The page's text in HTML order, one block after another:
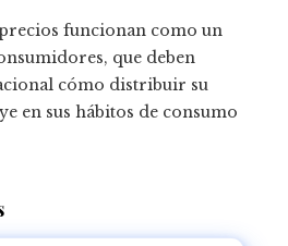
funcionan como un
que deben
cómo distribuir su
en sus hábitos de consumo